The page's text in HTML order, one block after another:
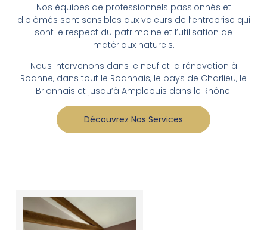
Nos équipes de professionnels passionnés et
diplômés sont sensibles aux valeurs de l’entreprise qui
sont le respect du patrimoine et l’utilisation de
matériaux naturels.
Nous intervenons dans le neuf et la rénovation à
Roanne, dans tout le Roannais, le pays de Charlieu, le
Brionnais et jusqu’à Amplepuis dans le Rhône.
Découvrez Nos Services